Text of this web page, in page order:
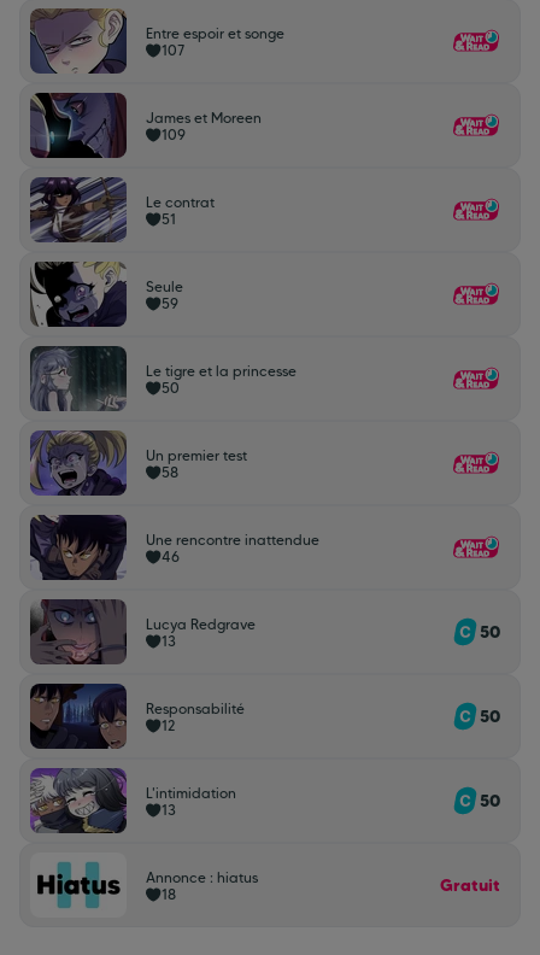
Entre espoir et songe
107
James et Moreen
109
Le contrat
51
Seule
59
Le tigre et la princesse
50
Un premier test
58
Une rencontre inattendue
46
Lucya Redgrave
13
50
Responsabilité
12
50
L'intimidation
13
50
Annonce : hiatus
18
Gratuit